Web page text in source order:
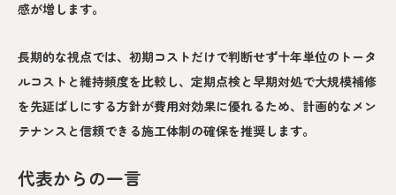
感が増します。
長期的な視点では、初期コストだけで判断せず十年単位のトータ
ルコストと維持頻度を比較し、定期点検と早期対処で大規模補修
を先延ばしにする方針が費用対効果に優れるため、計画的なメン
テナンスと信頼できる施工体制の確保を推奨します。
代表からの一言